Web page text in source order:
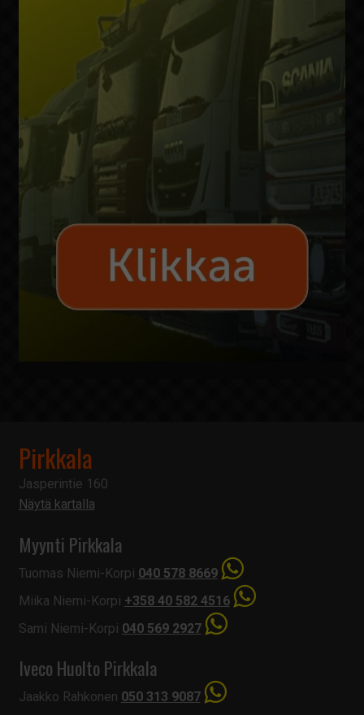
Pirkkala
Jasperintie 160
Näytä kartalla
Myynti Pirkkala
Tuomas Niemi-Korpi 040 578 8669
Miika Niemi-Korpi +358 40 582 4516
Sami Niemi-Korpi 040 569 2927
Iveco Huolto Pirkkala
Jaakko Rahkonen 050 313 9087